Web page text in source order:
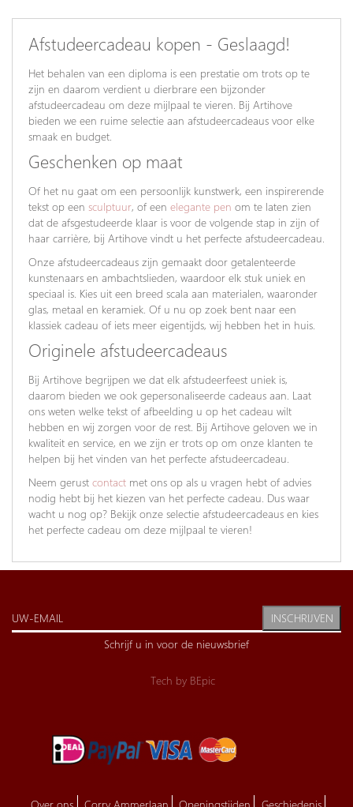
Afstudeercadeau kopen - Geslaagd!
Het behalen van een diploma is een prestatie om trots op te
zijn en daarom verdient u dierbrare een bijzonder
afstudeercadeau om deze mijlpaal te vieren. Bij Artihove
bieden we een ruime selectie aan afstudeercadeaus voor elke
smaak en budget.
Geschenken op maat
Of het nu gaat om een persoonlijk kunstwerk, een inspirerende
tekst op een sculptuur, of een elegante pen om te laten zien
dat de afsgestudeerde klaar is voor de volgende stap in zijn of
haar carrière, bij Artihove vindt u het perfecte afstudeercadeau.
Onze afstudeercadeaus zijn gemaakt door getalenteerde
kunstenaars en ambachtslieden, waardoor elk stuk uniek en
speciaal is. Kies uit een breed scala aan materialen, waaronder
glas, metaal en keramiek. Of u nu op zoek bent naar een
klassiek cadeau of iets meer eigentijds, wij hebben het in huis.
Originele afstudeercadeaus
Bij Artihove begrijpen we dat elk afstudeerfeest uniek is,
daarom bieden we ook gepersonaliseerde cadeaus aan. Laat
ons weten welke tekst of afbeelding u op het cadeau wilt
hebben en wij zorgen voor de rest. Bij Artihove geloven we in
kwaliteit en service, en we zijn er trots op om onze klanten te
helpen bij het vinden van het perfecte afstudeercadeau.
Neem gerust contact met ons op als u vragen hebt of advies
nodig hebt bij het kiezen van het perfecte cadeau. Dus waar
wacht u nog op? Bekijk onze selectie afstudeercadeaus en kies
het perfecte cadeau om deze mijlpaal te vieren!
INSCHRIJVEN
Schrijf u in voor de nieuwsbrief
Tech by BEpic